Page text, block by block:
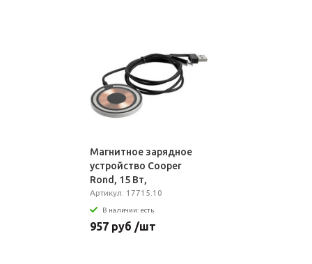
Магнитное зарядное
устройство Cooper
Rond, 15 Вт,
серебристое
Артикул: 17715.10
В наличии: есть
957 руб /шт